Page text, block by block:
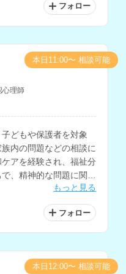
フォロー
心理師
どもや保護者を対象
内の問題などの相談に
アを経験され、福祉分
、精神的な問題に関す
もっと見る
フォロー
本日11:00〜 相談可能
本日12:00〜 相談可能